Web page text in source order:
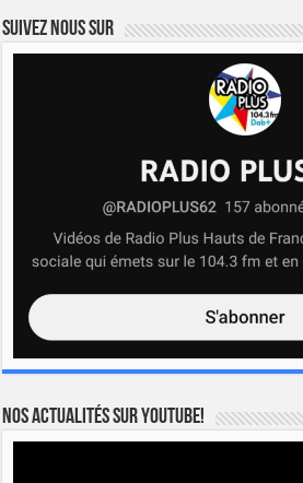
Suivez nous sur
Nos actualités sur YOUTUBE!